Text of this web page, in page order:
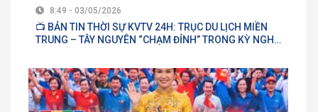
8:49 - 03/05/2026
📺 BẢN TIN THỜI SỰ KVTV 24H: TRỤC DU LỊCH MIỀN
TRUNG – TÂY NGUYÊN “CHẠM ĐỈNH” TRONG KỲ NGHỈ